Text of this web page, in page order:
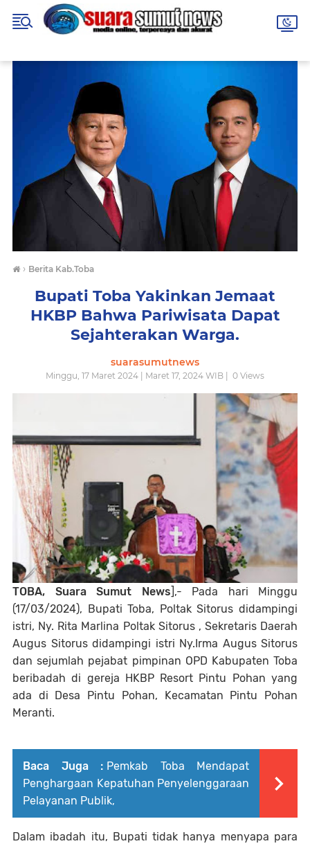
› Berita Kab.Toba
Bupati Toba Yakinkan Jemaat
HKBP Bahwa Pariwisata Dapat
Sejahterakan Warga.
suarasumutnews
Minggu, 17 Maret 2024 | Maret 17, 2024 WIB | 0 Views
TOBA, Suara Sumut News],- Pada hari Minggu
(17/03/2024), Bupati Toba, Poltak Sitorus didampingi
istri, Ny. Rita Marlina Poltak Sitorus , Sekretaris Daerah
Augus Sitorus didampingi istri Ny.Irma Augus Sitorus
dan sejumlah pejabat pimpinan OPD Kabupaten Toba
beribadah di gereja HKBP Resort Pintu Pohan yang
ada di Desa Pintu Pohan, Kecamatan Pintu Pohan
Meranti.
Baca Juga : Pemkab Toba Mendapat
Penghargaan Kepatuhan Penyelenggaraan
Pelayanan Publik,
Dalam ibadah itu, Bupati tidak hanya menyapa para